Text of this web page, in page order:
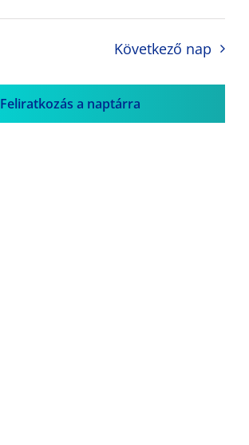
Következő nap
Feliratkozás a naptárra